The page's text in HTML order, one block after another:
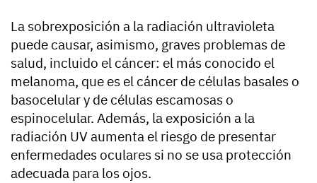
La sobrexposición a la radiación ultravioleta
puede causar, asimismo, graves problemas de
salud, incluido el cáncer: el más conocido el
melanoma, que es el cáncer de células basales o
basocelular y de células escamosas o
espinocelular. Además, la exposición a la
radiación UV aumenta el riesgo de presentar
enfermedades oculares si no se usa protección
adecuada para los ojos.